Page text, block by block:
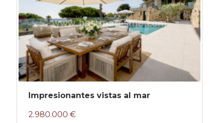
Impresionantes vistas al mar
2.980.000 €